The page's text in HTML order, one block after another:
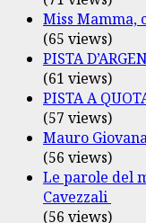
Miss Mamma,
(65 views)
PISTA
(61 views)
PISTA A
(57 views)
Mauro
(56 views)
Le parole del
Cavezzali
(56 views)